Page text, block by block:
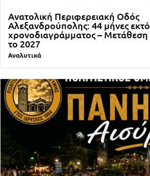
Ανατολική Περιφερειακή Οδός
Αλεξανδρούπολης: 44 μήνες
χρονοδιαγράμματος –
το 2027
Αναλυτικά